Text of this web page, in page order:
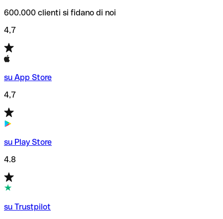
600.000 clienti si fidano di noi
4,7
su App Store
4,7
su Play Store
4.8
su Trustpilot